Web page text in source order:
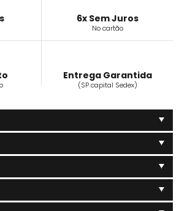
6x Sem Juros
No cartão
Entrega Garantida
(SP capital Sedex)